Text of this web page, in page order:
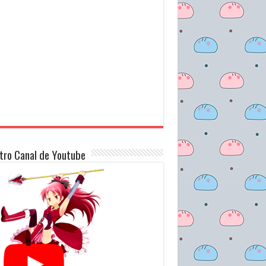
Canal de Youtube